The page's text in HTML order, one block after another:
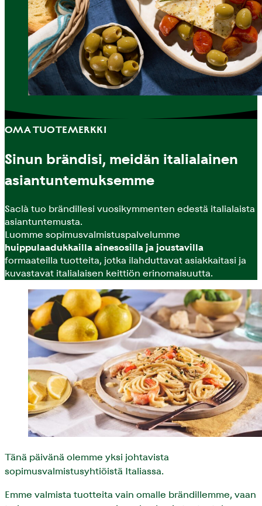
OMA TUOTEMERKKI
Sinun brändisi, meidän italialainen
asiantuntemuksemme
Saclà tuo brändillesi vuosikymmenten edestä italialaista
asiantuntemusta.
Luomme sopimusvalmistuspalvelumme
huippulaadukkailla ainesosilla ja joustavilla
formaateilla tuotteita, jotka ilahduttavat asiakkaitasi ja
kuvastavat italialaisen keittiön erinomaisuutta.
Tänä päivänä olemme yksi johtavista
sopimusvalmistusyhtiöistä Italiassa.
Emme valmista tuotteita vain omalle brändillemme, vaan